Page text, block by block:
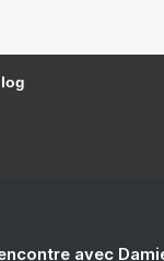
avec